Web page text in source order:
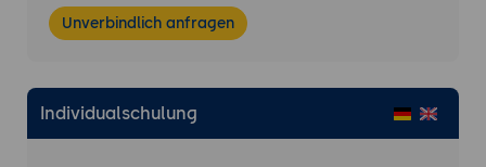
Unverbindlich anfragen
Individualschulung